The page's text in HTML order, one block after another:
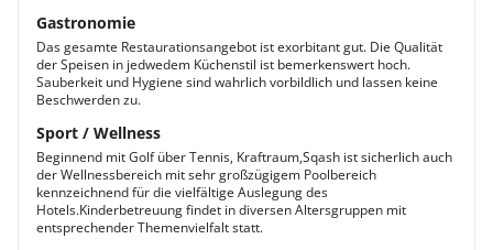
Gastronomie
Das gesamte Restaurationsangebot ist exorbitant gut. Die Qualität
der Speisen in jedwedem Küchenstil ist bemerkenswert hoch.
Sauberkeit und Hygiene sind wahrlich vorbildlich und lassen keine
Beschwerden zu.
Sport / Wellness
Beginnend mit Golf über Tennis, Kraftraum,Sqash ist sicherlich auch
der Wellnessbereich mit sehr großzügigem Poolbereich
kennzeichnend für die vielfältige Auslegung des
Hotels.Kinderbetreuung findet in diversen Altersgruppen mit
entsprechender Themenvielfalt statt.